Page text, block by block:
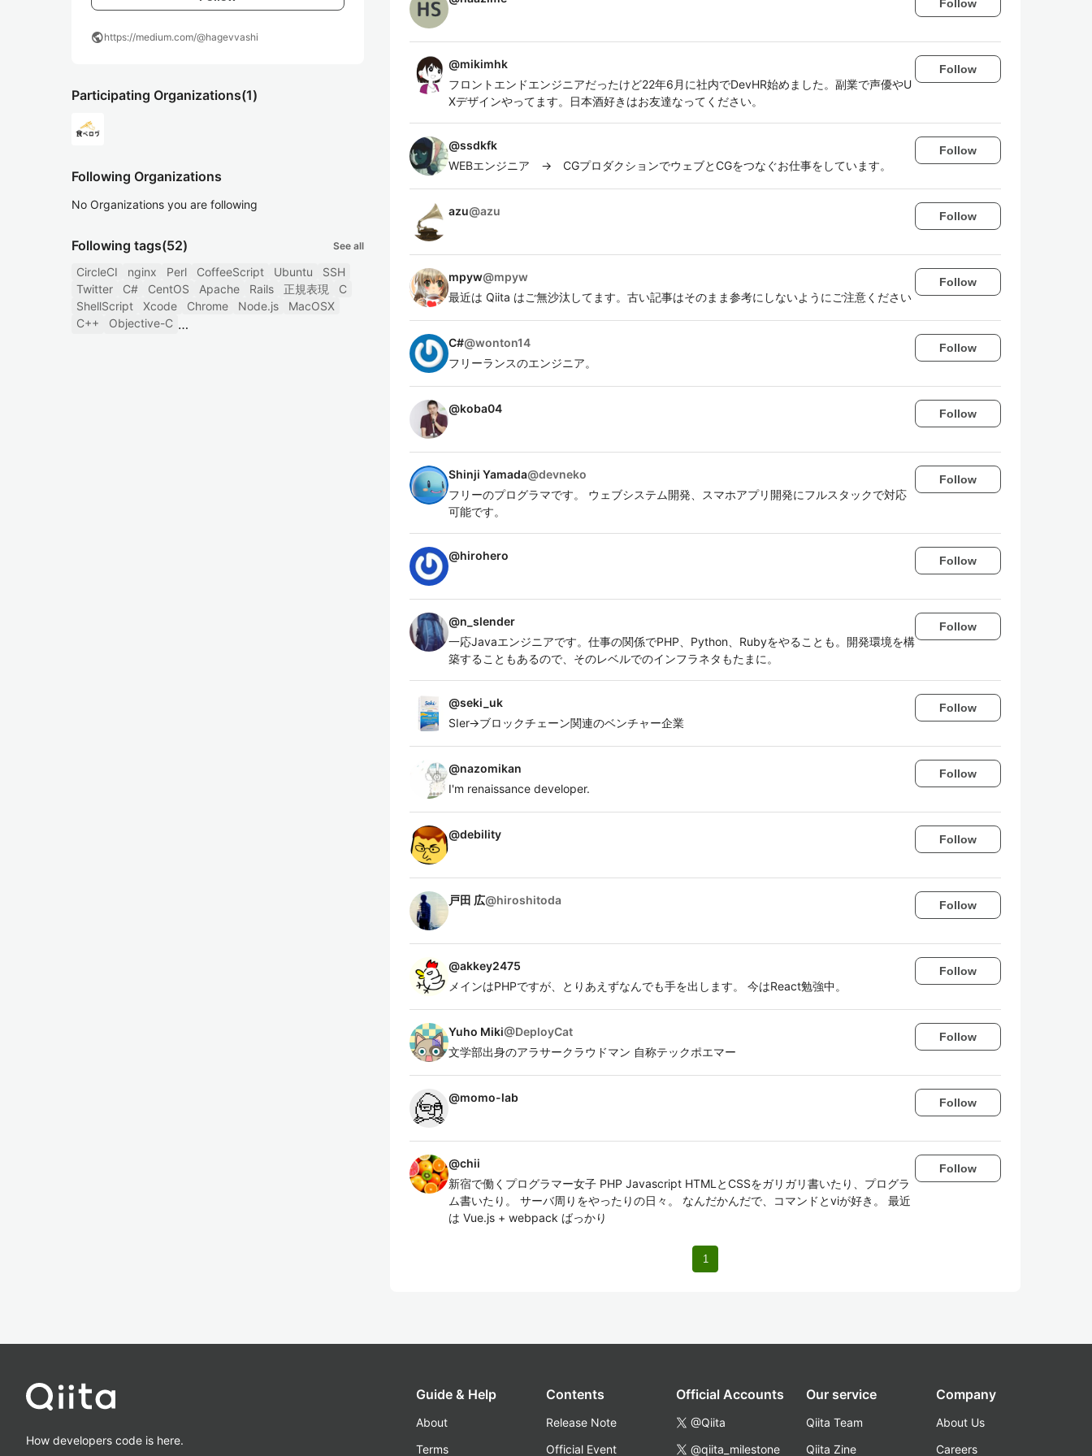
publichttps://medium.com/@hagevvashi
Participating Organizations(1)
Following Organizations
No Organizations you are following
Following tags(52) See all
CircleCI nginx Perl CoffeeScript Ubuntu
SSH
Twitter
C# CentOS Apache Rails 正規表現
C
ShellScript
Xcode Chrome Node.js
MacOSX
C++
Objective-C
Follow
@mikimhk
フロントエンドエンジニアだったけど22年6月に社内でDevHR始めました。副業で声優やU
Xデザインやってます。日本酒好きはお友達なってください。
Follow
@ssdkfk
WEBエンジニア → CGプロダクションでウェブとCGをつなぐお仕事をしています。
Follow
azu@azu Follow
mpyw@mpyw
最近は Qiita はご無沙汰してます。古い記事はそのまま参考にしないようにご注意ください
Follow
C#@wonton14
フリーランスのエンジニア。
Follow
@koba04 Follow
Shinji Yamada@devneko
フリーのプログラマです。 ウェブシステム開発、スマホアプリ開発にフルスタックで対応
可能です。
Follow
@hirohero Follow
@n_slender
一応Javaエンジニアです。仕事の関係でPHP、Python、Rubyをやることも。開発環境を構
築することもあるので、そのレベルでのインフラネタもたまに。
Follow
@seki_uk
SIer→ブロックチェーン関連のベンチャー企業
Follow
@nazomikan
I'm renaissance developer.
Follow
@debility Follow
戸田 広@hiroshitoda Follow
@akkey2475
メインはPHPですが、とりあえずなんでも手を出します。 今はReact勉強中。
Follow
Yuho Miki@DeployCat
文学部出身のアラサークラウドマン 自称テックポエマー
Follow
@momo-lab Follow
@chii
新宿で働くプログラマー女子 PHP Javascript HTMLとCSSをガリガリ書いたり、プログラ
ム書いたり。 サーバ周りをやったりの日々。 なんだかんだで、コマンドとviが好き。 最近
は Vue.js + webpack ばっかり
Follow
1
How developers code is here.
Guide & Help
About
Terms
Contents
Release Note
Official Event
Official Accounts
@Qiita
@qiita_milestone
Our service
Qiita Team
Qiita Zine
Company
About Us
Careers